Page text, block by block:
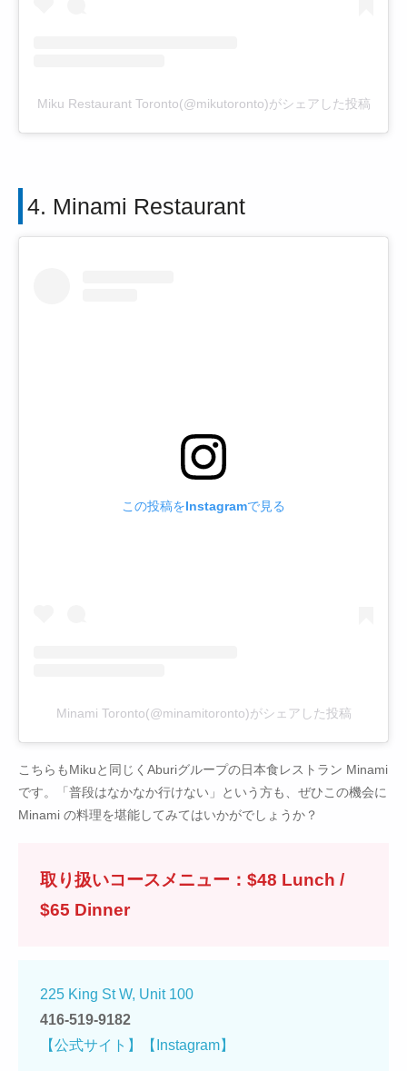
Miku Restaurant Toronto(@mikutoronto)がシェアした投稿
4. Minami Restaurant
この投稿をInstagramで見る
Minami Toronto(@minamitoronto)がシェアした投稿
こちらもMikuと同じくAburiグループの日本食レストラン Minami
です。「普段はなかなか行けない」という方も、ぜひこの機会に
Minami の料理を堪能してみてはいかがでしょうか？
取り扱いコースメニュー：$48 Lunch /
$65 Dinner
225 King St W, Unit 100
416-519-9182
【公式サイト】
【Instagram】